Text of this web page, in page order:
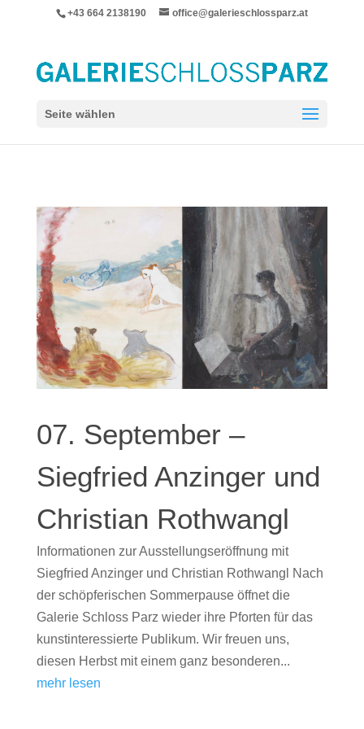
+43 664 2138190 office@galerieschlossparz.at
Seite wählen
07. September –
Siegfried Anzinger und
Christian Rothwangl
Informationen zur Ausstellungseröffnung mit
Siegfried Anzinger und Christian Rothwangl Nach
der schöpferischen Sommerpause öffnet die
Galerie Schloss Parz wieder ihre Pforten für das
kunstinteressierte Publikum. Wir freuen uns,
diesen Herbst mit einem ganz besonderen...
mehr lesen